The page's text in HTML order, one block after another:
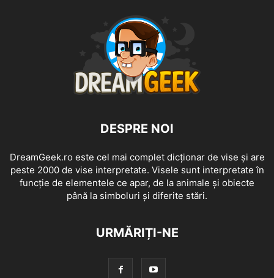
DESPRE NOI
DreamGeek.ro este cel mai complet dicționar de vise și are
peste 2000 de vise interpretate. Visele sunt interpretate în
funcție de elementele ce apar, de la animale și obiecte
până la simboluri și diferite stări.
URMĂRIȚI-NE